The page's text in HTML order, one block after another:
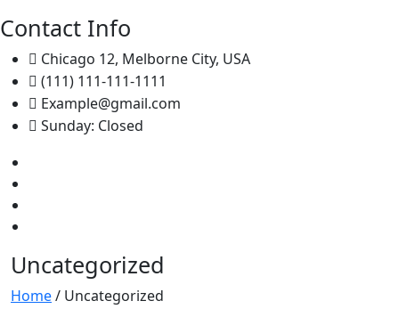
Contact Info
Chicago 12, Melborne City, USA
(111) 111-111-1111
Example@gmail.com
Sunday: Closed
Uncategorized
Home/ Uncategorized